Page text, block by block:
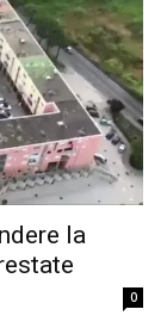
la
0